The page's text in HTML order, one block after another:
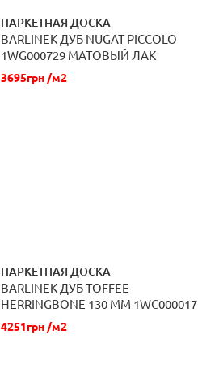
ПАРКЕТНАЯ ДОСКА
BARLINEK ДУБ NUGAT PICCOLO
1WG000729 МАТОВЫЙ ЛАК
3695грн /м2
ЗАКАЗАТЬ
ПАРКЕТНАЯ ДОСКА
BARLINEK ДУБ TOFFEE
HERRINGBONE 130 ММ 1WC000017
МАСЛО OXI
4251грн /м2
ЗАКАЗАТЬ